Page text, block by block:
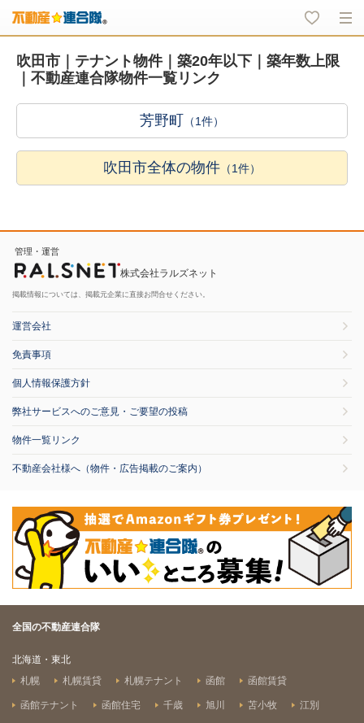
吹田市｜テナント物件｜築20年以下｜築年数上限
｜不動産連合隊物件一覧リンク
芳野町 （1件）
吹田市全体の物件 （1件）
管理・運営
株式会社ラルズネット
掲載情報については、掲載元企業に直接お問合せください。
運営会社
免責事項
個人情報保護方針
弊社サービスへのご意見・ご要望の投稿
物件一覧リンク
不動産会社様へ（物件・広告掲載のご案内）
全国の不動産連合隊
北海道・東北
札幌
札幌賃貸 札幌テナント 函館 函館賃貸
函館テナント 函館住宅 千歳 旭川 苫小牧 江別